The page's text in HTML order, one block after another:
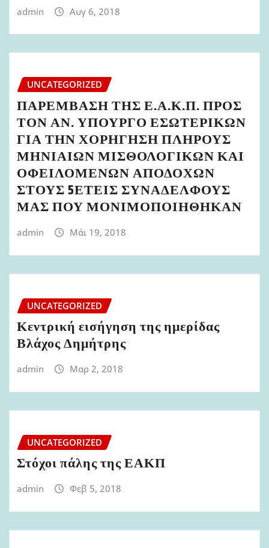
admin Αυγ 6, 2018
UNCATEGORIZED
ΠΑΡΕΜΒΑΣΗ ΤΗΣ Ε.Α.Κ.Π. ΠΡΟΣ
ΤΟΝ ΑΝ. ΥΠΟΥΡΓΟ ΕΣΩΤΕΡΙΚΩΝ
ΓΙΑ ΤΗΝ ΧΟΡΗΓΗΣΗ ΠΛΗΡΟΥΣ
ΜΗΝΙΑΙΩΝ ΜΙΣΘΟΛΟΓΙΚΩΝ ΚΑΙ
ΟΦΕΙΛΟΜΕΝΩΝ ΑΠΟΔΟΧΩΝ
ΣΤΟΥΣ 5ΕΤΕΙΣ ΣΥΝΑΔΕΛΦΟΥΣ
ΜΑΣ ΠΟΥ ΜΟΝΙΜΟΠΟΙΗΘΗΚΑΝ
admin Μάι 19, 2018
UNCATEGORIZED
Κεντρική εισήγηση της ημερίδας
Βλάχος Δημήτρης
admin Μαρ 2, 2018
UNCATEGORIZED
Στόχοι πάλης της ΕΑΚΠ
admin Φεβ 5, 2018